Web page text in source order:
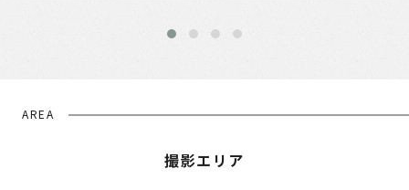
AREA
撮影エリア